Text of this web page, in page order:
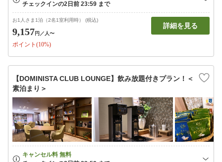
お1人さま1泊（2名1室利用時） (税込)
9,157円 ／人〜
ポイント(10%)
詳細を見る
【DOMINISTA CLUB LOUNGE】飲み放題付きプラン！＜
素泊まり＞